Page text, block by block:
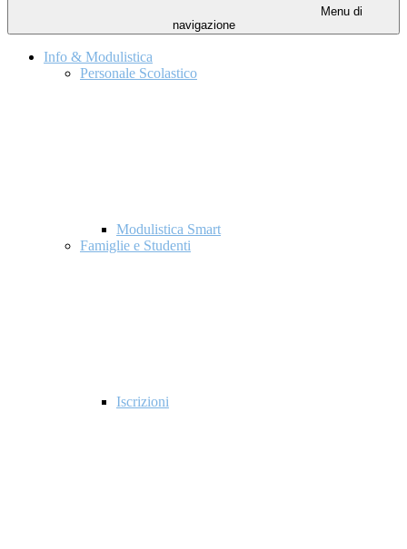
Menu di
navigazione
Info & Modulistica
Personale Scolastico
Modulistica Smart
Famiglie e Studenti
Iscrizioni